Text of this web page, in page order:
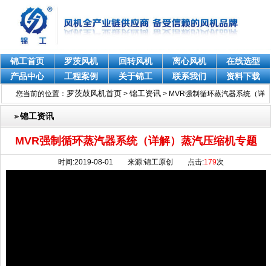
锦工首页 罗茨风机 回转风机 离心风机
在线选型
产品中心
工程案例 关于锦工 联系我们 资料下载
您当前的位置： 罗茨鼓风机首页 > 锦工资讯 >MVR强制循环蒸汽器系统（详
解）蒸汽压缩机专题
锦工资讯
MVR强制循环蒸汽器系统（详解）蒸汽压缩机专题
时间:2019-08-01 来源:锦工原创 点击:179次